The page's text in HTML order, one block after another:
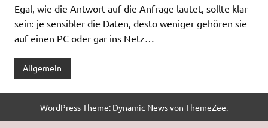
Egal, wie die Antwort auf die Anfrage lautet, sollte klar
sein: je sensibler die Daten, desto weniger gehören sie
auf einen PC oder gar ins Netz…
Allgemein
WordPress-Theme: Dynamic News von ThemeZee.